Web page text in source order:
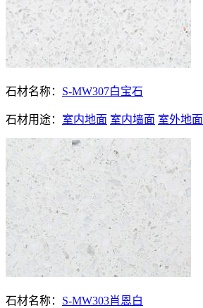
石材名称： S-MW307白宝石
石材用途： 室内地面 室内墙面 室外地面
石材名称： S-MW303肖恩白